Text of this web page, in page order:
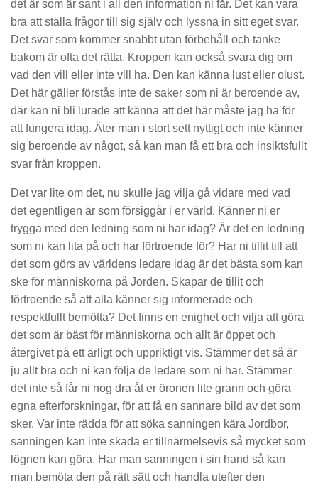
det är som är sant i all den information ni får. Det kan vara
bra att ställa frågor till sig själv och lyssna in sitt eget svar.
Det svar som kommer snabbt utan förbehåll och tanke
bakom är ofta det rätta. Kroppen kan också svara dig om
vad den vill eller inte vill ha. Den kan känna lust eller olust.
Det här gäller förstås inte de saker som ni är beroende av,
där kan ni bli lurade att känna att det här måste jag ha för
att fungera idag. Äter man i stort sett nyttigt och inte känner
sig beroende av något, så kan man få ett bra och insiktsfullt
svar från kroppen.
Det var lite om det, nu skulle jag vilja gå vidare med vad
det egentligen är som försiggår i er värld. Känner ni er
trygga med den ledning som ni har idag? Är det en ledning
som ni kan lita på och har förtroende för? Har ni tillit till att
det som görs av världens ledare idag är det bästa som kan
ske för människorna på Jorden. Skapar de tillit och
förtroende så att alla känner sig informerade och
respektfullt bemötta? Det finns en enighet och vilja att göra
det som är bäst för människorna och allt är öppet och
återgivet på ett ärligt och uppriktigt vis. Stämmer det så är
ju allt bra och ni kan följa de ledare som ni har. Stämmer
det inte så får ni nog dra åt er öronen lite grann och göra
egna efterforskningar, för att få en sannare bild av det som
sker. Var inte rädda för att söka sanningen kära Jordbor,
sanningen kan inte skada er tillnärmelsevis så mycket som
lögnen kan göra. Har man sanningen i sin hand så kan
man bemöta den på rätt sätt och handla utefter den